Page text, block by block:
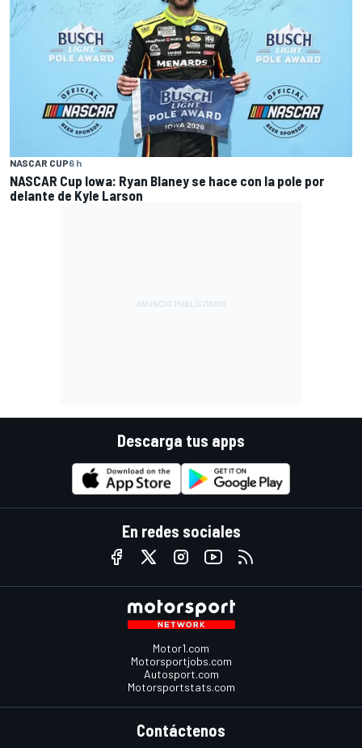
NASCAR CUP6 h
NASCAR Cup Iowa: Ryan Blaney se hace con la pole por
delante de Kyle Larson
Descarga tus apps
En redes sociales
Motor1.com
Motorsportjobs.com
Autosport.com
Motorsportstats.com
Contáctenos